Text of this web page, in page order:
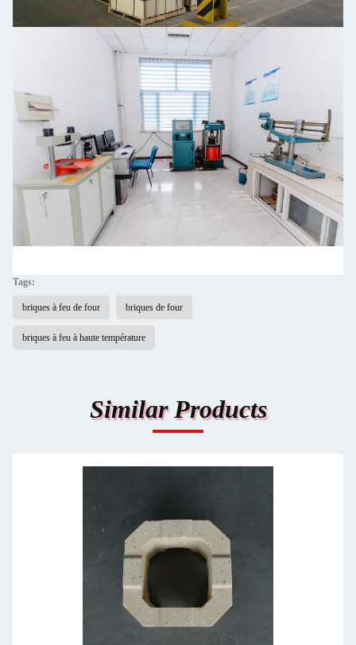
Tags:
briques à feu de four briques de four
briques à feu à haute température
Similar Products